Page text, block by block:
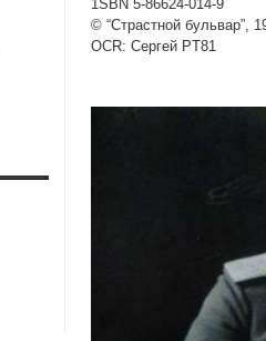
1SВN 5-86624-014-9
© “Страстной бульвар”,
OCR: Сергей PT81